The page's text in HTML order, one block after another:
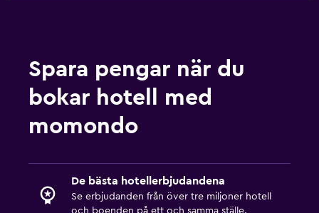
Spara pengar när du
bokar hotell med
momondo
De bästa hotellerbjudandena
Se erbjudanden från över tre miljoner hotell
och boenden på ett och samma ställe.